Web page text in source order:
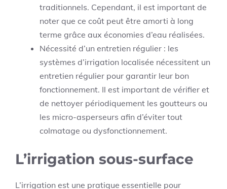
traditionnels. Cependant, il est important de
noter que ce coût peut être amorti à long
terme grâce aux économies d’eau réalisées.
Nécessité d’un entretien régulier : les
systèmes d’irrigation localisée nécessitent un
entretien régulier pour garantir leur bon
fonctionnement. Il est important de vérifier et
de nettoyer périodiquement les goutteurs ou
les micro-asperseurs afin d’éviter tout
colmatage ou dysfonctionnement.
L’irrigation sous-surface
L’irrigation est une pratique essentielle pour